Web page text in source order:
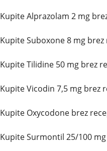
Kupite Alprazolam 2 mg
Kupite Suboxone 8 mg
Kupite Tilidine 50 mg brez
Kupite Vicodin 7,5 mg brez
Kupite Oxycodone brez
Kupite Surmontil 25/100